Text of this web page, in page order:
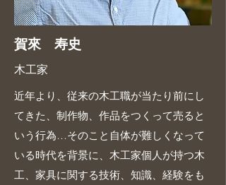
賀來 寿史
木工家
近年より、従来の木工職が当たり前にし
てきた、制作物、作品をつくって売ると
いう行為…そのこと自体が難しくなって
いる時代を背景に、木工家個人が持つ木
工、家具に関する技術、知識、経験をも